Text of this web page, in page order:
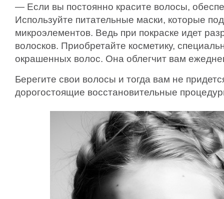
— Если вы постоянно красите волосы,
Используйте питательные маски, которые
микроэлементов. Ведь при покраске идет
волосков. Приобретайте косметику,
окрашенных волос. Она облегчит вам
Берегите свои волосы и тогда вам не
дорогостоящие восстановительные